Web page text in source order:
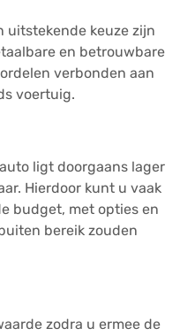
uitstekende keuze zijn
en betrouwbare
verbonden aan
voertuig.
ligt doorgaans lager
Hierdoor kunt u vaak
budget, met opties en
bereik zouden
zodra u ermee de